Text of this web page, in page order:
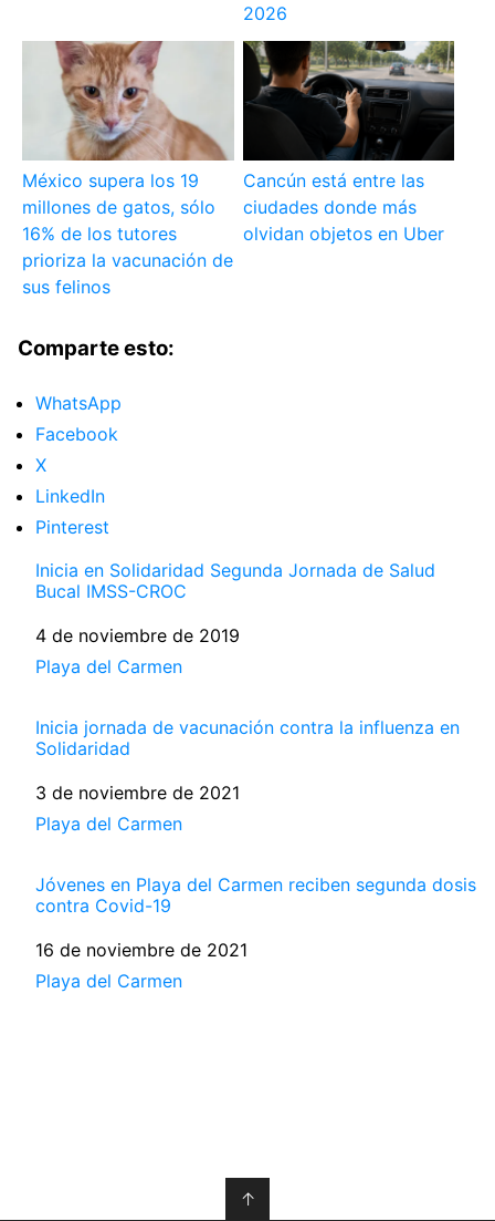
2026
México supera los 19
millones de gatos, sólo
16% de los tutores
prioriza la vacunación de
sus felinos
Cancún está entre las
ciudades donde más
olvidan objetos en Uber
Comparte esto:
WhatsApp
Facebook
X
LinkedIn
Pinterest
Inicia en Solidaridad Segunda Jornada de Salud
Bucal IMSS-CROC
Fecha
4 de noviembre de 2019
Respecto a
Playa del Carmen
Inicia jornada de vacunación contra la influenza en
Solidaridad
Fecha
3 de noviembre de 2021
Respecto a
Playa del Carmen
Jóvenes en Playa del Carmen reciben segunda dosis
contra Covid-19
Fecha
16 de noviembre de 2021
Respecto a
Playa del Carmen
↑